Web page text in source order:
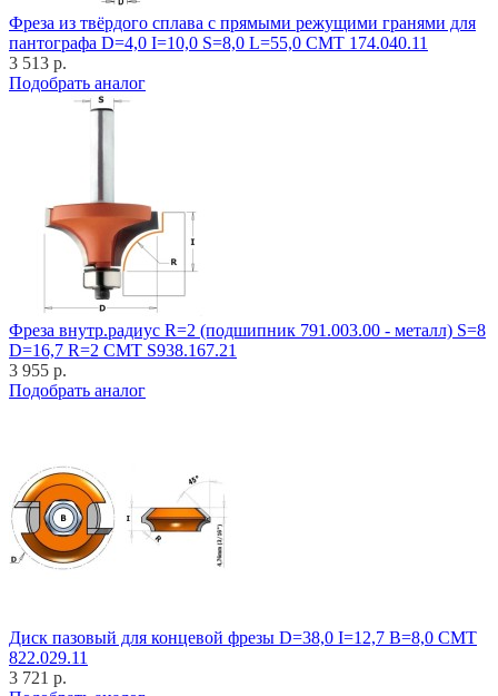
Фреза из твёрдого сплава с прямыми режущими гранями для
пантографа D=4,0 I=10,0 S=8,0 L=55,0 CMT 174.040.11
3 513 р.
Подобрать аналог
Фреза внутр.радиус R=2 (подшипник 791.003.00 - металл) S=8
D=16,7 R=2 CMT S938.167.21
3 955 р.
Подобрать аналог
Диск пазовый для концевой фрезы D=38,0 I=12,7 B=8,0 CMT
822.029.11
3 721 р.